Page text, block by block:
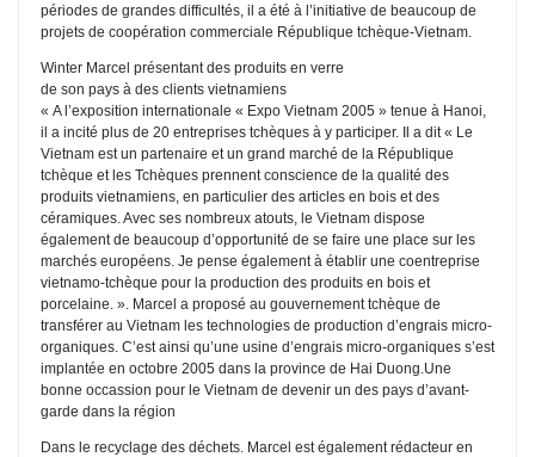
périodes de grandes difficultés, il a été à l’initiative de beaucoup de
projets de coopération commerciale République tchèque-Vietnam.
Winter Marcel présentant des produits en verre
de son pays à des clients vietnamiens
« A l’exposition internationale « Expo Vietnam 2005 » tenue à Hanoi,
il a incité plus de 20 entreprises tchèques à y participer. Il a dit « Le
Vietnam est un partenaire et un grand marché de la République
tchèque et les Tchèques prennent conscience de la qualité des
produits vietnamiens, en particulier des articles en bois et des
céramiques. Avec ses nombreux atouts, le Vietnam dispose
également de beaucoup d’opportunité de se faire une place sur les
marchés européens. Je pense également à établir une coentreprise
vietnamo-tchèque pour la production des produits en bois et
porcelaine. ». Marcel a proposé au gouvernement tchèque de
transférer au Vietnam les technologies de production d’engrais micro-
organiques. C’est ainsi qu’une usine d’engrais micro-organiques s’est
implantée en octobre 2005 dans la province de Hai Duong.Une
bonne occassion pour le Vietnam de devenir un des pays d’avant-
garde dans la région
Dans le recyclage des déchets. Marcel est également rédacteur en